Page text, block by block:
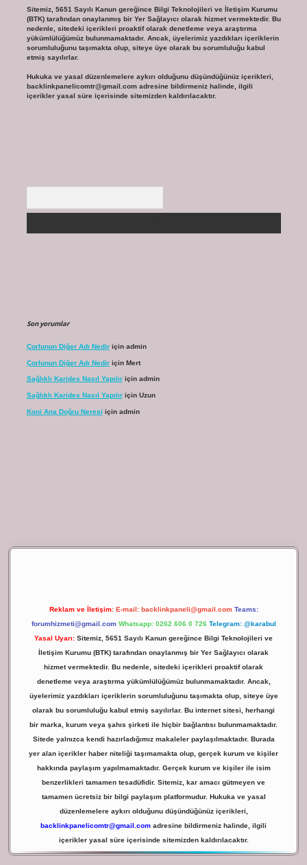
Sitemiz, 5651 Sayılı Kanun gereğince Bilgi Teknolojileri ve İletişim Kurumu
(BTK) tarafından onaylanmış bir Yer Sağlayıcı olarak hizmet vermektedir. Bu
nedenle, sitedeki içerikleri proaktif olarak denetleme veya araştırma
yükümlülüğümüz bulunmamaktadır. Ancak, üyelerimiz yazdıkları içeriklerin
sorumluluğunu taşımakta olup, siteye üye olarak bu sorumluluğu kabul
etmiş sayılırlar.
Hukuka ve yasal düzenlemelere aykırı olduğunu düşündüğünüz içerikleri,
backlinkpanelicomtr@gmail.comadresine bildirmeniz halinde, ilgili
içerikler yasal süre içerisinde sitemizden kaldırılacaktır.
Son yorumlar
Çorlunun Diğer Adı Nediriçin admin
Çorlunun Diğer Adı Nediriçin Mert
Sağlıklı Karides Nasıl Yapılıriçin admin
Sağlıklı Karides Nasıl Yapılıriçin Uzun
Koni Ana Doğru Neresi için admin
Reklam ve İletişim: E-mail: backlinkpaneli@gmail.com Teams:
forumhizmeti@gmail.com Whatsapp: 0262 606 0 726 Telegram: @karabul
Yasal Uyarı: Sitemiz, 5651 Sayılı Kanun gereğince Bilgi Teknolojileri ve
İletişim Kurumu (BTK) tarafından onaylanmış bir Yer Sağlayıcı olarak
hizmet vermektedir. Bu nedenle, sitedeki içerikleri proaktif olarak
denetleme veya araştırma yükümlülüğümüz bulunmamaktadır. Ancak,
üyelerimiz yazdıkları içeriklerin sorumluluğunu taşımakta olup, siteye üye
olarak bu sorumluluğu kabul etmiş sayılırlar. Bu internet sitesi, herhangi
bir marka, kurum veya şahıs şirketi ile hiçbir bağlantısı bulunmamaktadır.
Sitede yalnızca kendi hazırladığımız makaleler paylaşılmaktadır. Burada
yer alan içerikler haber niteliği taşımamakta olup, gerçek kurum ve kişiler
hakkında paylaşım yapılmamaktadır. Gerçek kurum ve kişiler ile isim
benzerlikleri tamamen tesadüfidir. Sitemiz, kar amacı gütmeyen ve
tamamen ücretsiz bir bilgi paylaşım platformudur. Hukuka ve yasal
düzenlemelere aykırı olduğunu düşündüğünüz içerikleri,
backlinkpanelicomtr@gmail.com adresine bildirmeniz halinde, ilgili
içerikler yasal süre içerisinde sitemizden kaldırılacaktır.